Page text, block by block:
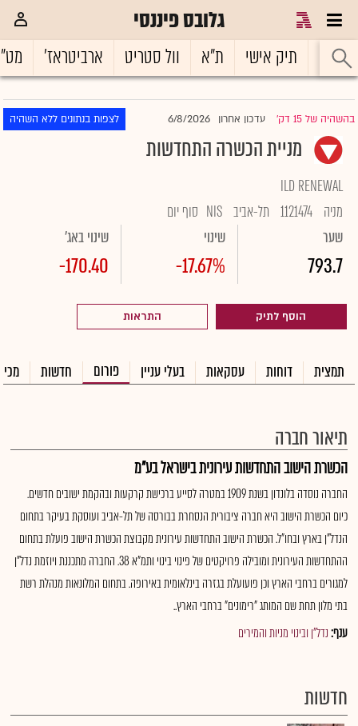
גלובס פיננסי
ראשי תיק אישי ת"א וול סטריט ארביטראז'
בהשהיה של 15 דק' |עדכון אחרון 6/8/2026 לצפות בנתונים ללא השהיה
מניית הכשרה התחדשות
ILD RENEWAL
מניה 1121474 תל-אביב NIS סוף יום
שער
793.7
שינוי
-17.67%
שינוי באג'
-170.40
הוסף לתיק התראות
תמצית דוחות עסקאות בעלי עניין פורום חדשות
תיאור חברה
הכשרת הישוב התחדשות עירונית בישראל בע"מ
החברה נוסדה בלונדון בשנת 1909 במטרה לסייע ברכישת קרקעות ובהקמת ישובים חדשים.
כיום הכשרת הישוב היא חברה ציבורית הנסחרת בבורסה של תל-אביב ועוסקת בעיקר בתחום
הנדל״ן בארץ ובחו״ל. הכשרת הישוב התחדשות עירונית מקבוצת הכשרת הישוב פועלת בתחום
ההתחדשות העירונית ומובילה פרויקטים של פינוי בינוי ותמ"א 38. החברה מתכננת ויוזמת נדל"ן
למגורים ברחבי הארץ וכן פועועלת בגזרה בינלאומית באירופה. בתחום המלונאות מנהלת רשת
בתי מלון תחת שם המותג "רימונים" ברחבי הארץ..
ענף:נדל"ן ובינוי מניות והמירים
חדשות